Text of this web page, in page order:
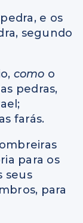
e os
segundo
como o
pedras,
farás.
para os
seus
para